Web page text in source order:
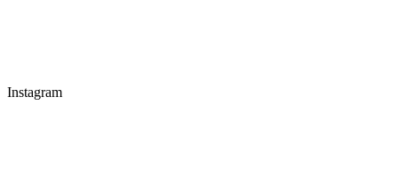
Instagram